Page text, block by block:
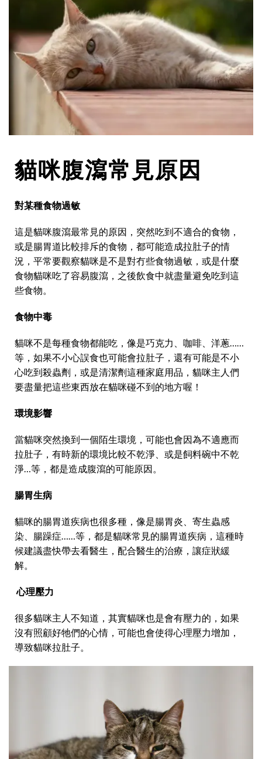
貓咪腹瀉常見原因
對某種食物過敏
這是貓咪腹瀉最常見的原因，突然吃到不適合的食物，
或是腸胃道比較排斥的食物，都可能造成拉肚子的情
況，平常要觀察貓咪是不是對冇些食物過敏，或是什麼
食物貓咪吃了容易腹瀉，之後飲食中就盡量避免吃到這
些食物。
食物中毒
貓咪不是每種食物都能吃，像是巧克力、咖啡、洋蔥……
等，如果不小心誤食也可能會拉肚子，還有可能是不小
心吃到殺蟲劑，或是清潔劑這種家庭用品，貓咪主人們
要盡量把這些東西放在貓咪碰不到的地方喔！
環境影響
當貓咪突然換到一個陌生環境，可能也會因為不適應而
拉肚子，有時新的環境比較不乾淨、或是飼料碗中不乾
淨…等，都是造成腹瀉的可能原因。
腸胃生病
貓咪的腸胃道疾病也很多種，像是腸胃炎、寄生蟲感
染、腸躁症……等，都是貓咪常見的腸胃道疾病，這種時
候建議盡快帶去看醫生，配合醫生的治療，讓症狀緩
解。
心理壓力
很多貓咪主人不知道，其實貓咪也是會有壓力的，如果
沒有照顧好牠們的心情，可能也會使得心理壓力增加，
導致貓咪拉肚子。